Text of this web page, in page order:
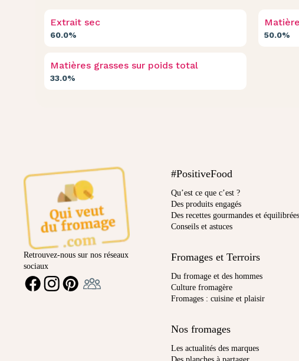
Extrait sec
60.0% 50.0%
Matières grasses sur poids total
33.0%
Retrouvez-nous sur nos réseaux
sociaux
FACEBOOKINSTAGRAMPINTEREST
#PositiveFood
Qu’est ce que c’est ?
Des produits engagés
Des recettes gourmandes et équilibrées
Conseils et astuces
Fromages et Terroirs
Du fromage et des hommes
Culture fromagère
Fromages : cuisine et plaisir
Nos fromages
Les actualités des marques